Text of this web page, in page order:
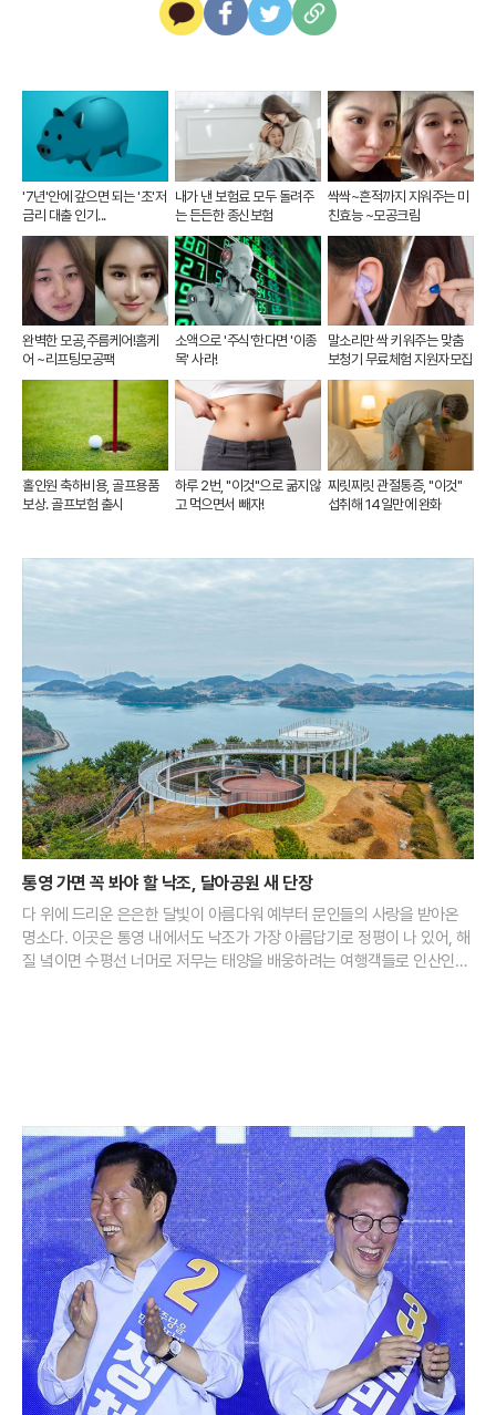
카
톡
페
북
트
U
복
사
'7년'안에 갚으면 되는 '초'저
금리 대출 인기...
내가 낸 보험료 모두 돌려주
는 든든한 종신보험
싹싹~흔적까지 지워주는 미
친효능 ~모공크림
완벽한 모공,주름케어!홈케
어 ~리프팅모공팩
소액으로 '주식'한다면 '이종
목' 사라!
말소리만 싹 키워주는 맞춤
보청기 무료체험 지원자모집
홀인원 축하비용, 골프용품
보상. 골프보험 출시
하루 2번, "이것"으로 굶지않
고 먹으면서 빼자!
찌릿찌릿 관절통증, "이것"
섭취해 14일만에 완화
통영 가면 꼭 봐야 할 낙조, 달아공원 새 단장
다 위에 드리운 은은한 달빛이 아름다워 예부터 문인들의 사랑을 받아온
명소다. 이곳은 통영 내에서도 낙조가 가장 아름답기로 정평이 나 있어, 해
질 녘이면 수평선 너머로 저무는 태양을 배웅하려는 여행객들로 인산인해
담을 수 있게 됐다. 탁 트인 시야 확보로 인해 낙조의 몰입감은 한층 깊어졌
으며, 이는 곧 통영을 찾는 관광객들에게 차별화된 시각적 경험을 제공하
는 핵심 요소로 작용하고 있다.해가 완전히 수평선 아래로 몸을 숨기면 통
영의 중심부인 강구안은 또 다른 매력을 발산하기 시작한다. 낮 동안 활기
넘치던 항구는 밤이 깊어짐에 따라 화려한 빛의 옷으로 갈아입는다. 바다
위에 정박한 거북선과 판옥선은 은은한 조명을 받아 고요하면서도 위엄 있
는 호국의 자태를 뽐낸다. 과거의 역사적 상징물들이 현대적인 조명 예술
과 어우러지며 만들어내는 강구안의 밤 풍경은 통영만이 가진 독특한 서사
를 시각적으로 완성한다.강구안의 야경이 이토록 입체적으로 변모한 데는
통영시의 과감한 투자가 뒷받침되었다. 약 80억 원 규모의 야간 경관 개선
사업을 통해 강구안 일대는 빛의 예술 공간으로 거듭났다. 특히 바다를 가
로지르는 보도교인 ‘강구안 브릿지’는 이번 사업의 백미로 꼽힌다. 럭비공
을 반으로 자른 듯한 유려한 곡선미를 자랑하는 이 다리는 밤마다 무지갯